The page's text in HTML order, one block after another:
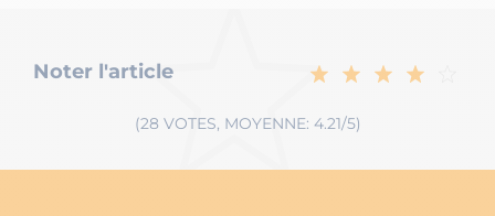
Noter l'article
(28 VOTES, MOYENNE: 4.21/5)